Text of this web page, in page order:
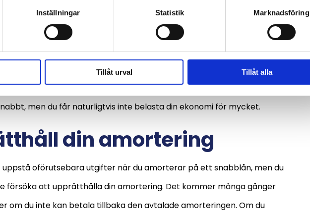
Inställningar Statistik Marknadsföring
Tillåt urval Tillåt alla
ett
billigt snabblån
kan du inte undervärdera räntorna.
har stor inflytning på lånets pris, så det kan vara en god idé att
tillbakabetalning. I många fall är det möjligt att bestämma
ett snabblån, så undersök effekten av de olika möjligheterna med
Vid många tillfällen kan det göra en stor skillnad att betala
men du får naturligtvis inte belasta din ekonomi för mycket.
din amortering
uppstå oförutsebara utgifter när du amorterar på ett snabblån, men du
försöka att upprätthålla din amortering. Det kommer många gånger
om du inte kan betala tillbaka den avtalade amorteringen. Om du